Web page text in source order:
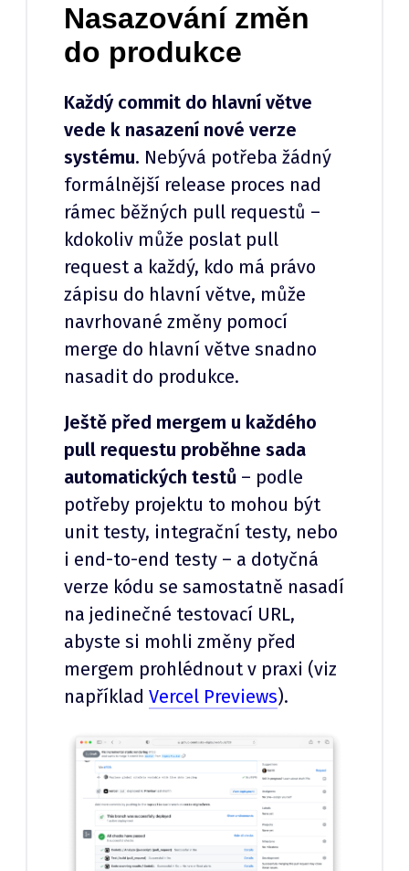
Nasazování změn
do produkce
Každý commit do hlavní větve
vede k nasazení nové verze
systému. Nebývá potřeba žádný
formálnější release proces nad
rámec běžných pull requestů –
kdokoliv může poslat pull
request a každý, kdo má právo
zápisu do hlavní větve, může
navrhované změny pomocí
merge do hlavní větve snadno
nasadit do produkce.
Ještě před mergem u každého
pull requestu proběhne sada
automatických testů – podle
potřeby projektu to mohou být
unit testy, integrační testy, nebo
i end-to-end testy – a dotyčná
verze kódu se samostatně nasadí
na jedinečné testovací URL,
abyste si mohli změny před
mergem prohlédnout v praxi (viz
například Vercel Previews).